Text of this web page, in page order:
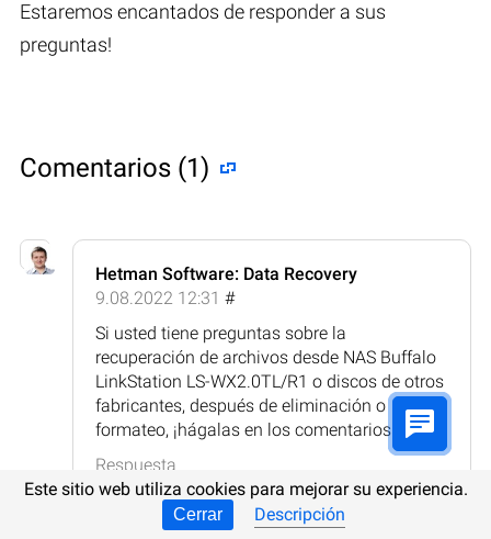
Estaremos encantados de responder a sus
preguntas!
Comentarios (1)
Hetman Software: Data Recovery
9.08.2022 12:31 #
Si usted tiene preguntas sobre la
recuperación de archivos desde NAS Buffalo
LinkStation LS-WX2.0TL/R1 o discos de otros
fabricantes, después de eliminación o
formateo, ¡hágalas en los comentarios!
Respuesta
Este sitio web utiliza cookies para mejorar su experiencia.
Cerrar Descripción